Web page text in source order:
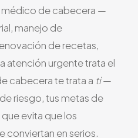
médico de cabecera —
manejo de
de recetas,
atención urgente trata el
cabecera te trata a ti—
riesgo, tus metas de
evita que los
conviertan en serios.